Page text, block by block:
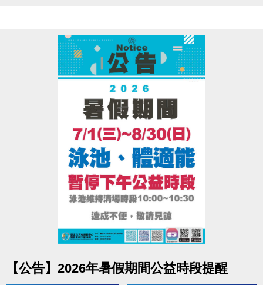
• 現場報名皆無折扣，依原價計算。
• ［器械皮拉提斯系列］為單月一期，無上述優惠。
將從6/1~6/7期間，報名之學員(須成功開班，且無退
抽出100名！贈送８月單月課程一門
※中獎名單預計7/20當週公告於大安官網、粉絲專頁，亦可至場務櫃台查看，將不
依中心現場為主。
【公告】2026年暑假期間公益時段提醒